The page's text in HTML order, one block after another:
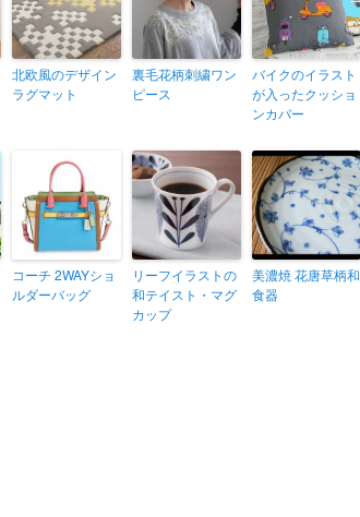
北欧風のデザイン
ラグマット
裏毛花柄刺繍ワン
ピース
バイクのイラスト
が入ったクッショ
ンカバー
コーチ 2WAYショ
ルダーバッグ
リーフイラストの
和テイスト・マグ
カップ
美濃焼 花唐草柄和
食器